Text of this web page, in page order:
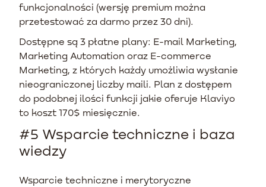
funkcjonalności (wersję premium można
przetestować za darmo przez 30 dni).
Dostępne są 3 płatne plany: E-mail Marketing,
Marketing Automation oraz E-commerce
Marketing, z których każdy umożliwia wysłanie
nieograniczonej liczby maili. Plan z dostępem
do podobnej ilości funkcji jakie oferuje Klaviyo
to koszt 170$ miesięcznie.
#5 Wsparcie techniczne i baza
wiedzy
Wsparcie techniczne i merytoryczne